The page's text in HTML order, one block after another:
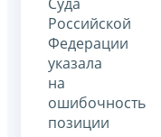
Российской
Федерации
указала
на
ошибочность
позиции